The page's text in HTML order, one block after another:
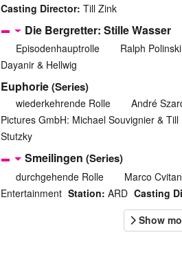
Casting Director: Till Zink
Die Bergretter: Stille Wasser
Episodenhauptrolle Ralph Polinski
Dayanir & Hellwig
Euphorie(Series)
wiederkehrende Rolle André
Pictures GmbH: Michael Souvignier & Till
Stutzky
Smeilingen (Series)
durchgehende Rolle Marco
Entertainment Station: ARD Casting